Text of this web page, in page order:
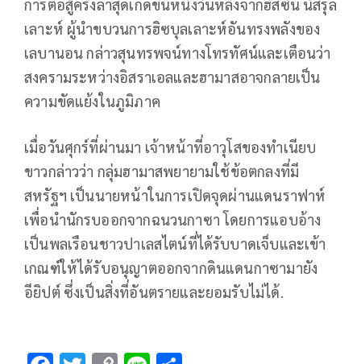
การต่อสู้ครั้งล่าสุดเกิดขึ้นหนึ่งวันหลังจากฮัสซัน นัสรุล
เลาะห์ ผู้นำขบวนการฮิซบุลเลาะห์อันทรงพลังของ
เลบานอน กล่าวสุนทรพจน์ทางโทรทัศน์และเตือนว่า
สงครามระหว่างอิสราเอลและฮามาสอาจกลายเป็น
ความขัดแย้งในภูมิภาค
เมื่อวันศุกร์ที่ผ่านมา เจ้าหน้าที่อาวุโสของทำเนียบ
ขาวกล่าวว่า กลุ่มฮามาสพยายามใช้ข้อตกลงที่มี
สหรัฐฯ เป็นนายหน้าในการเปิดจุดผ่านแดนราฟาห์
เพื่อนำนักรบออกจากฉนวนกาซา โดยการแอบอ้าง
เป็นพลเรือนชาวปาเลสไตน์ที่ได้รับบาดเจ็บและเข้า
เกณฑ์ให้ได้รับอนุญาตออกจากดินแดนกาซามายัง
อียิปต์ ซึ่งเป็นสิ่งที่อันตรายและยอมรับไม่ได้.